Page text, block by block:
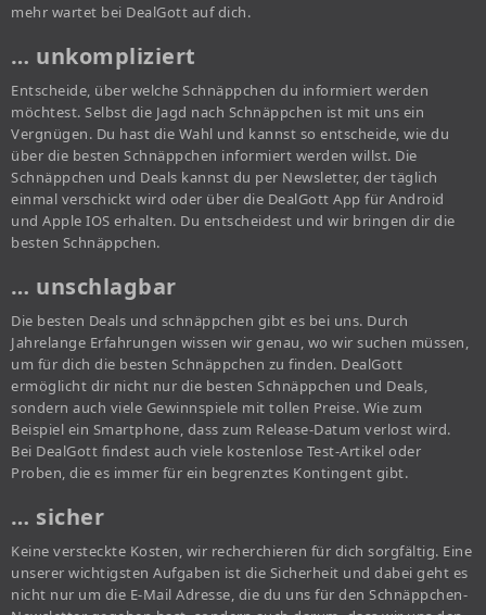
mehr wartet bei DealGott auf dich.
… unkompliziert
Entscheide, über welche Schnäppchen du informiert werden
möchtest. Selbst die Jagd nach Schnäppchen ist mit uns ein
Vergnügen. Du hast die Wahl und kannst so entscheide, wie du
über die besten Schnäppchen informiert werden willst. Die
Schnäppchen und Deals kannst du per Newsletter, der täglich
einmal verschickt wird oder über die DealGott App für Android
und Apple IOS erhalten. Du entscheidest und wir bringen dir die
besten Schnäppchen.
… unschlagbar
Die besten Deals und schnäppchen gibt es bei uns. Durch
Jahrelange Erfahrungen wissen wir genau, wo wir suchen müssen,
um für dich die besten Schnäppchen zu finden. DealGott
ermöglicht dir nicht nur die besten Schnäppchen und Deals,
sondern auch viele Gewinnspiele mit tollen Preise. Wie zum
Beispiel ein Smartphone, dass zum Release-Datum verlost wird.
Bei DealGott findest auch viele kostenlose Test-Artikel oder
Proben, die es immer für ein begrenztes Kontingent gibt.
… sicher
Keine versteckte Kosten, wir recherchieren für dich sorgfältig. Eine
unserer wichtigsten Aufgaben ist die Sicherheit und dabei geht es
nicht nur um die E-Mail Adresse, die du uns für den Schnäppchen-